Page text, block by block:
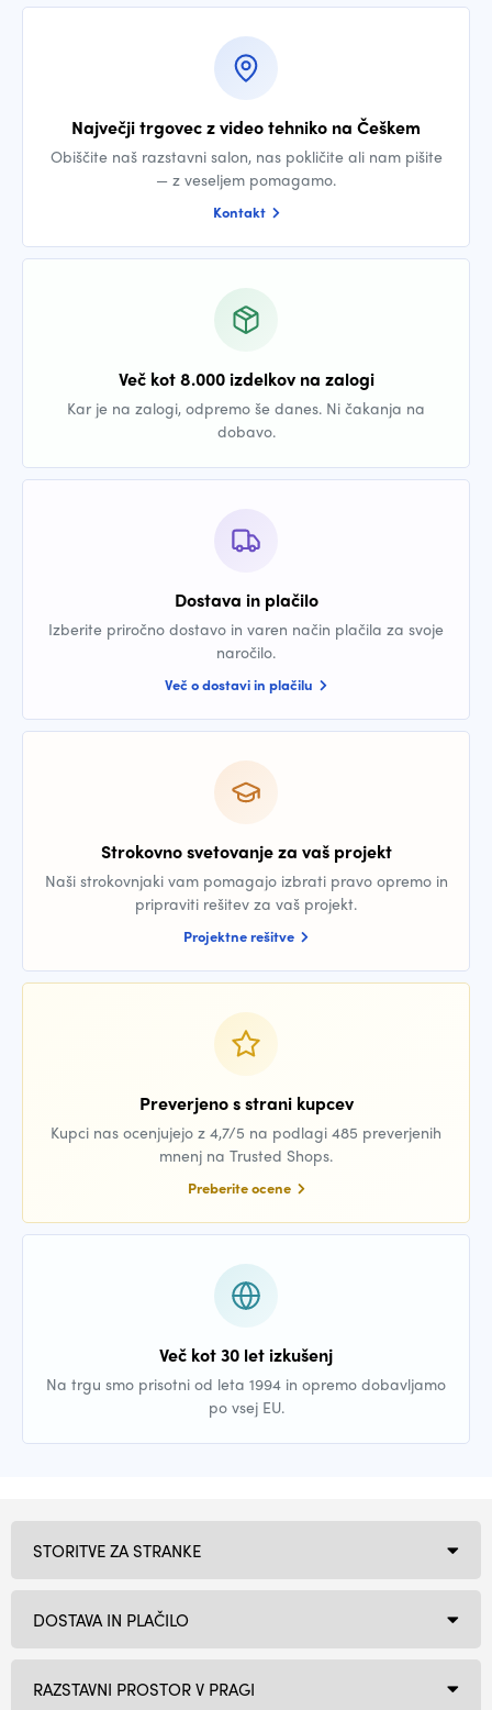
Največji trgovec z video tehniko na Češkem
Obiščite naš razstavni salon, nas pokličite ali nam pišite
— z veseljem pomagamo.
Kontakt
Več kot 8.000 izdelkov na zalogi
Kar je na zalogi, odpremo še danes. Ni čakanja na
dobavo.
Dostava in plačilo
Izberite priročno dostavo in varen način plačila za svoje
naročilo.
Več o dostavi in plačilu
Strokovno svetovanje za vaš projekt
Naši strokovnjaki vam pomagajo izbrati pravo opremo in
pripraviti rešitev za vaš projekt.
Projektne rešitve
Preverjeno s strani kupcev
Kupci nas ocenjujejo z 4,7/5 na podlagi 485 preverjenih
mnenj na Trusted Shops.
Preberite ocene
Več kot 30 let izkušenj
Na trgu smo prisotni od leta 1994 in opremo dobavljamo
po vsej EU.
RAZSTAVNI PROSTOR V PRAGI
STORITVE ZA STRANKE
DOSTAVA IN PLAČILO